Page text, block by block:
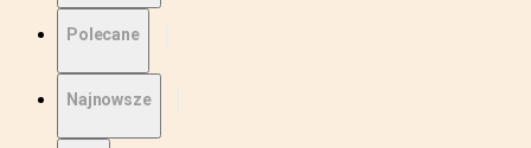
Polecane
Najnowsze